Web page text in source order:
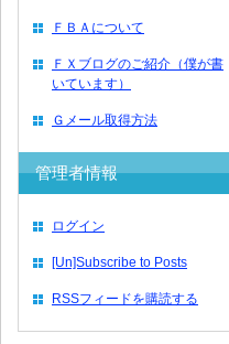
ＦＢＡについて
ＦＸブログのご紹介（僕が書
いています）
Ｇメール取得方法
管理者情報
ログイン
[Un]Subscribe to Posts
RSSフィードを購読する